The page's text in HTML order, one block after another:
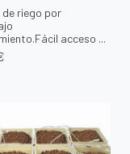
riego por
acceso ...